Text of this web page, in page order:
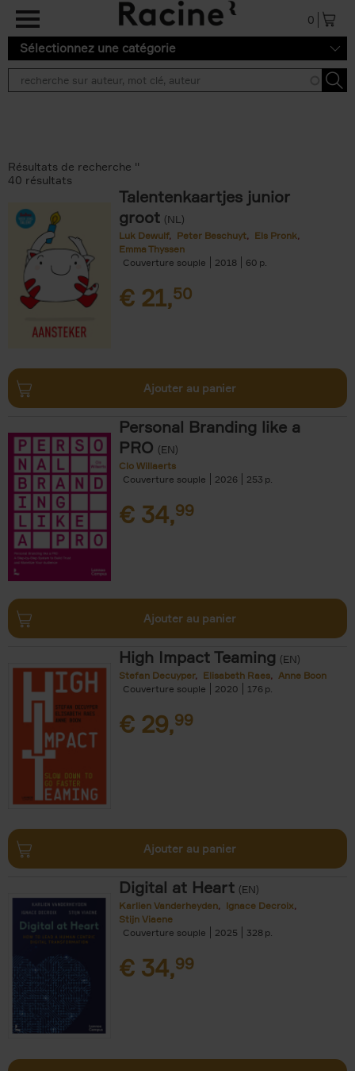
Aller au contenu principal
0
Sélectionnez une catégorie
Résultats de recherche ''
40 résultats
Talentenkaartjes junior
groot (NL)
Luk Dewulf Peter Beschuyt
Els Pronk
Emma Thyssen
Couverture souple
2018 60
€ 21,50
Ajouter au panier
Personal Branding like a
PRO (EN)
Clo Willaerts
Couverture souple
2026 253
€ 34,99
Ajouter au panier
High Impact Teaming (EN)
Stefan Decuyper Elisabeth Raes
Anne Boon
Couverture souple
2020 176
€ 29,99
Ajouter au panier
Digital at Heart (EN)
Karlien Vanderheyden
Ignace Decroix
Stijn Viaene
Couverture souple
2025 328
€ 34,99